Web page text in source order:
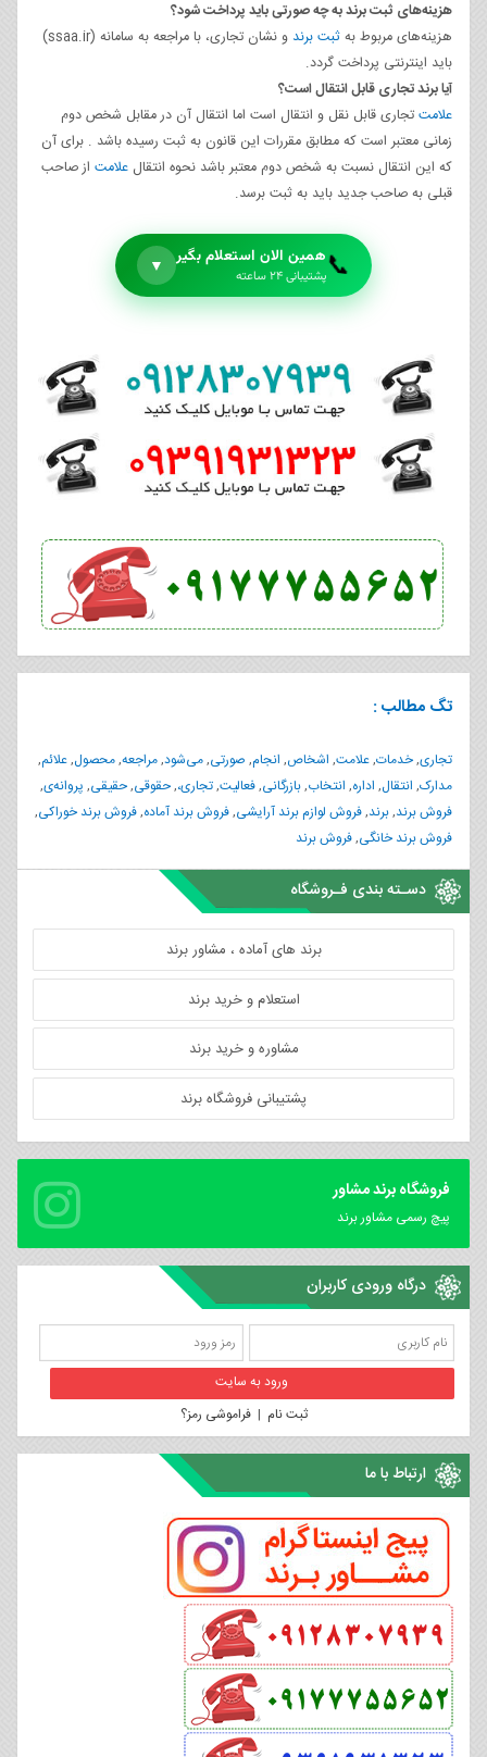
هزینه‌های ثبت برند به چه صورتی باید پرداخت شود؟
هزینه‌های مربوط بهثبت برند
و نشان تجاری، با مراجعه به سامانه (ssaa.ir)
باید اینترنتی پرداخت گردد.
آیا برند تجاری قابل انتقال است؟
علامتتجاری قابل نقل و انتقال است اما انتقال آن در مقابل شخص دوم
زمانی معتبر است كه مطابق مقررات این قانون به ثبت رسیده باشد . برای آن
كه این انتقال نسبت به شخص دوم معتبر باشد نحوه انتقال علامت از صاحب
قبلی به صاحب جدید باید به ثبت برسد.
📞همین الان استعلام بگیر
پشتیبانی ۲۴ ساعته
▼
تگ مطالب :
تجاری,خدمات,علامت, اشخاص, انجام, صورتی,می‌شود,مراجعه,محصول,علائم,
مدارک, انتقال, اداره, انتخاب,بازرگانی,فعالیت,تجاری،,حقوقی,حقیقی, پروانه‌ی,
فروش برند,برند,فروش لوازم برند آرایشی,فروش برند آماده,فروش برند خوراکی,
فروش برند خانگی,فروش برند
دسـته بندی فـروشگاه
برند های آماده ، مشاور برند
استعلام و خرید برند
مشاوره و خرید برند
پشتیبانی فروشگاه برند
فروشگاه برند مشاور
پیچ رسمی مشاور برند
درگاه ورودی کاربران
ثبت نام |فراموشی رمز؟
ارتباط با ما